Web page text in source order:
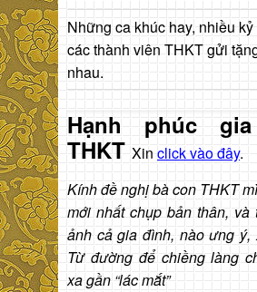
Những ca khúc hay, nhiều
các thành viên THKT gửi
nhau.
Hạnh phúc
THKT Xin click vào đây.
Kính đề nghị bà con THKT
mới nhất chụp bản thân, và
ảnh cả gia đình, nào ưng
Từ đường để chiềng làng
xa gần “lác mắt”